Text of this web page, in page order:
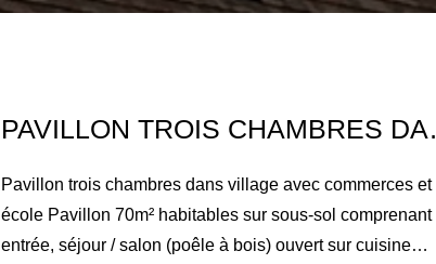
Pavillon trois chambres dans village avec commerces et
école Pavillon 70m² habitables sur sous-sol comprenant
entrée, séjour / salon (poêle à bois) ouvert sur cuisine